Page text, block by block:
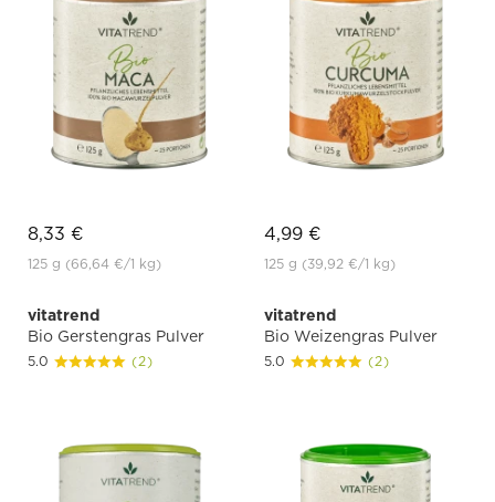
8,33 €
125 g (66,64 €/1 kg)
4,99 €
125 g (39,92 €/1 kg)
vitatrend
Bio Gerstengras Pulver
5.0 (2)
vitatrend
Bio Weizengras Pulver
5.0 (2)